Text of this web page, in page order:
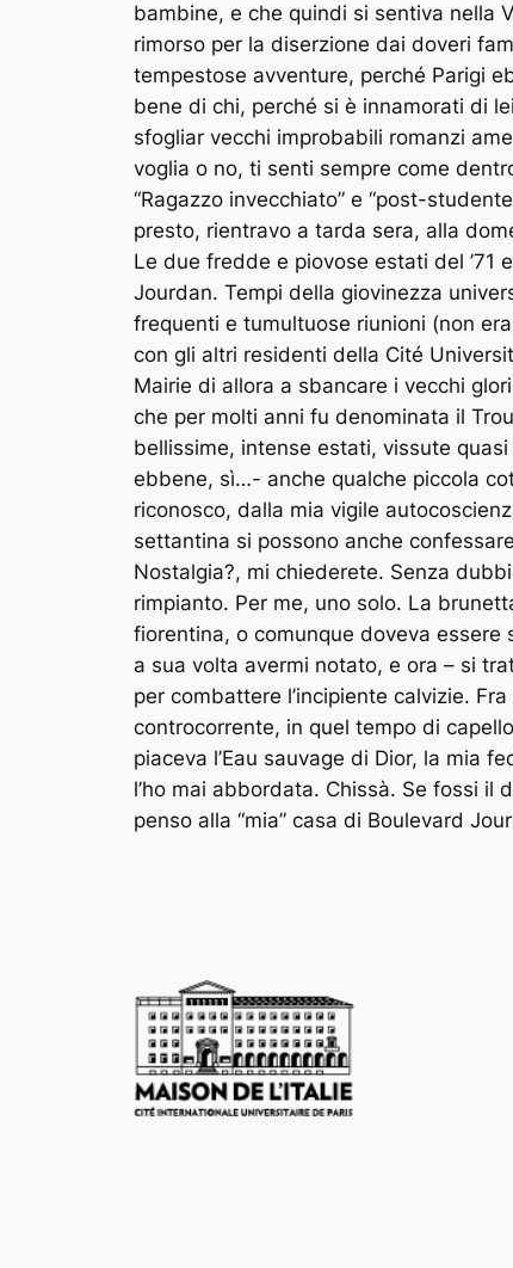
bambine, e che quindi si sentiva nella
rimorso per la diserzione dai doveri
tempestose avventure, perché Parigi
bene di chi, perché si è innamorati di
sfogliar vecchi improbabili romanzi
voglia o no, ti senti sempre come
“Ragazzo invecchiato” e “post-
presto, rientravo a tarda sera, alla
Le due fredde e piovose estati del ’71
Jourdan. Tempi della giovinezza
frequenti e tumultuose riunioni (non
con gli altri residenti della Cité
Mairie di allora a sbancare i vecchi
che per molti anni fu denominata il
bellissime, intense estati, vissute
ebbene, sì…- anche qualche piccola
riconosco, dalla mia vigile
settantina si possono anche
Nostalgia?, mi chiederete. Senza
rimpianto. Per me, uno solo. La
fiorentina, o comunque doveva
a sua volta avermi notato, e ora – si
per combattere l’incipiente calvizie.
controcorrente, in quel tempo di
piaceva l’Eau sauvage di Dior, la mia
l’ho mai abbordata. Chissà. Se fossi
penso alla “mia” casa di Boulevard